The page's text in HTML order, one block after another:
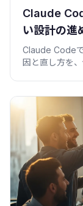
Claude
い設計の進
Claude Code
因と直し方を